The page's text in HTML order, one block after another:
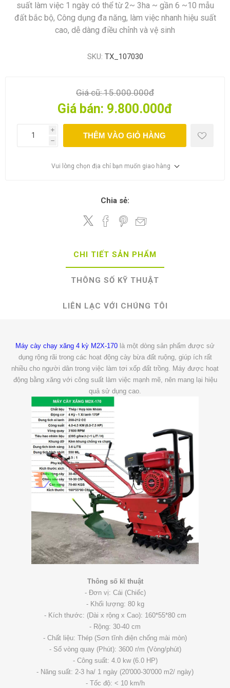
suất làm việc 1 ngày có thể từ 2~ 3ha ~ gần 6 ~10 mẫu
đất bắc bộ, Công dụng đa năng, làm việc nhanh hiệu suất
cao, dễ dàng điều chỉnh và vệ sinh
SKU: TX_107030
Giá cũ:15.000.000đ
Giá bán: 9.800.000đ
i
h
THÊM VÀO GIỎ HÀNG
Vui lòng chọn địa chỉ bạn muốn giao hàng
Chia sẻ:
CHI TIẾT SẢN PHẨM
THÔNG SỐ KỸ THUẬT
LIÊN LẠC VỚI CHÚNG TÔI
Máy cày chạy xăng 4 kỳ M2X-170 là một dòng sản phẩm được sử
dụng rộng rãi trong các hoạt động cày bừa đất ruộng, giúp ích rất
nhiều cho người dân trong việc làm tơi xốp đất trồng. Máy được hoạt
động bằng xăng với công suất làm việc mạnh mẽ, nên mang lại hiệu
quả sử dụng cao.
Thông số kĩ thuật
- Đơn vị: Cái (Chiếc)
- Khối lượng: 80 kg
- Kích thước: (Dài x rộng x Cao): 160*55*80 cm
- Rộng: 30-40 cm
- Chất liệu: Thép (Sơn tĩnh điện chống mài mòn)
- Số vòng quay (Phút): 3600 r/m (Vòng/phút)
- Công suất: 4.0 kw (6.0 HP)
- Năng suất: 2-3 ha/ 1 ngày (20'000-30'000 m2/ ngày)
- Tốc độ: < 10 km/h